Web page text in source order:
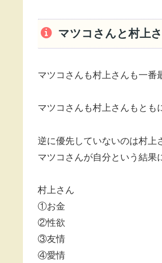
マツコさんと村上
マツコさんも村上さんも一番
マツコさんも村上さんもとも
逆に優先していないのは村上
マツコさんが自分という結果
村上さん
①お金
②性欲
③友情
④愛情